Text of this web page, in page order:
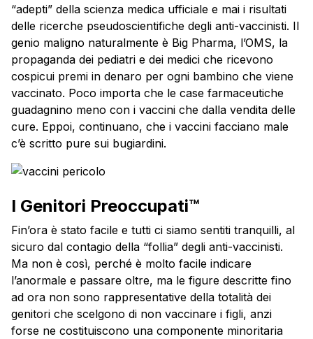
“adepti” della scienza medica ufficiale e mai i risultati
delle ricerche pseudoscientifiche degli anti-vaccinisti. Il
genio maligno naturalmente è Big Pharma, l’OMS, la
propaganda dei pediatri e dei medici che ricevono
cospicui premi in denaro per ogni bambino che viene
vaccinato. Poco importa che le case farmaceutiche
guadagnino meno con i vaccini che dalla vendita delle
cure. Eppoi, continuano, che i vaccini facciano male
c’è scritto pure sui bugiardini.
I Genitori Preoccupati™
Fin’ora è stato facile e tutti ci siamo sentiti tranquilli, al
sicuro dal contagio della “follia” degli anti-vaccinisti.
Ma non è così, perché è molto facile indicare
l’anormale e passare oltre, ma le figure descritte fino
ad ora non sono rappresentative della totalità dei
genitori che scelgono di non vaccinare i figli, anzi
forse ne costituiscono una componente minoritaria